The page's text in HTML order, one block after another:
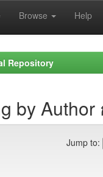
Browse Help
Repository
by
Jump to: